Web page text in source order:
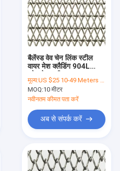
बैलेंस्ड वेव चेन लिंक स्टील
वायर मेश क्लैडिंग 904L
मूल्य:US $25 10-49 Meters US $22, 50-99 Meters US $20 100+ Meters
MOQ:10 मीटर
नवीनतम कीमत पता करें
अब से संपर्क करें